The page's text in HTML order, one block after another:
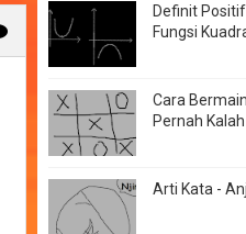
Definit
Fungsi
Cara
Pernah
Arti Kata -